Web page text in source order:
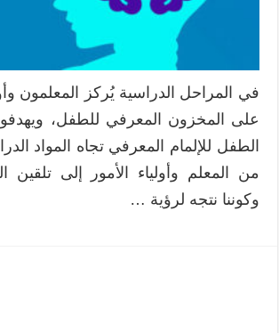
في المراحل الدراسية يُركز المعلمون
على المخزون المعرفي للطفل،
الطفل للإلمام المعرفي تجاه المواد
من المعلم وأولياء الأمور إلى تلقين
وكوننا نتجه لرؤية …